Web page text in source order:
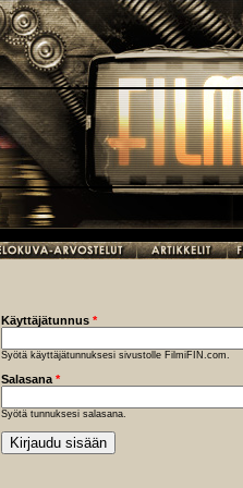
Käyttäjätunnus *
Syötä käyttäjätunnuksesi sivustolle FilmiFIN.com.
Salasana *
Syötä tunnuksesi salasana.